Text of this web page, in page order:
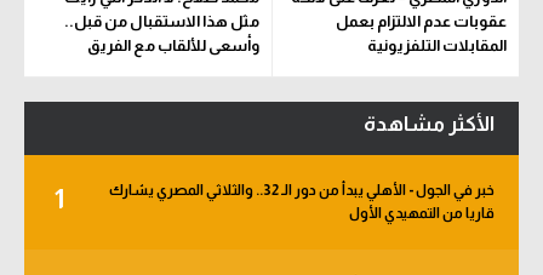
عقوبات عدم الالتزام بعمل
المقابلات التلفزيونية
مثل هذا الاستقبال من قبل..
وأسعى للألقاب مع الفريق
الأكثر مشاهدة
1
خبر في الجول - الأهلي يبدأ من دور الـ 32.. والثلاثي المصري يشارك
قاريا من التمهيدي الأول